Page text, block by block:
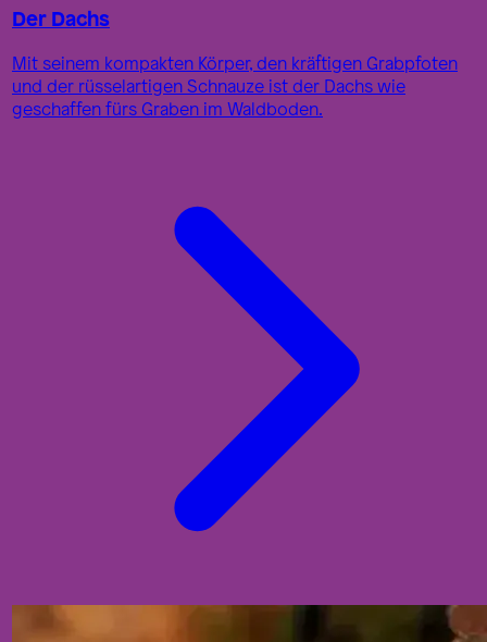
Der Dachs
Mit seinem kompakten Körper, den kräftigen Grabpfoten
und der rüsselartigen Schnauze ist der Dachs wie
geschaffen fürs Graben im Waldboden.